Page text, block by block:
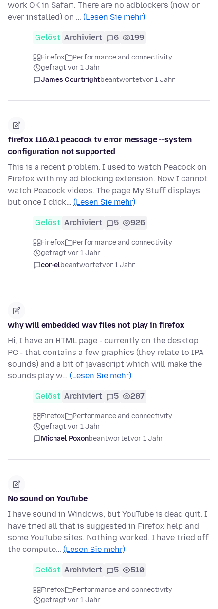
work OK in Safari. There are no adblockers (now or
ever installed) on … (Lesen Sie mehr)
Gelöst Archiviert 6 199
Firefox
Performance and connectivity
gefragt vor 1 Jahr
James Courtrightbeantwortetvor 1 Jahr
firefox 116.0.1 peacock tv error message --system
configuration not supported
This is a recent problem. I used to watch Peacock on
Firefox with my ad blocking extension. Now I cannot
watch Peacock videos. The page My Stuff displays
but once I click… (Lesen Sie mehr)
Gelöst Archiviert 5 926
Firefox
Performance and connectivity
gefragt vor 1 Jahr
cor-elbeantwortetvor 1 Jahr
why will embedded wav files not play in firefox
Hi, I have an HTML page - currently on the desktop
PC - that contains a few graphics (they relate to IPA
sounds) and a bit of javascript which will make the
sounds play w… (Lesen Sie mehr)
Gelöst Archiviert 5 287
Firefox
Performance and connectivity
gefragt vor 1 Jahr
Michael Poxonbeantwortetvor 1 Jahr
No sound on YouTube
I have sound in Windows, but YouTube is dead quit. I
have tried all that is suggested in Firefox help and
some YouTube sites. Nothing worked. I have tried off
the compute… (Lesen Sie mehr)
Gelöst Archiviert 5 510
Firefox
Performance and connectivity
gefragt vor 1 Jahr